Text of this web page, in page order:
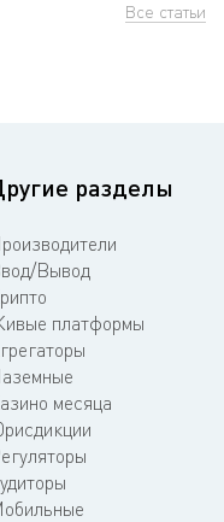
Все статьи
разделы
Вывод
платформы
месяца